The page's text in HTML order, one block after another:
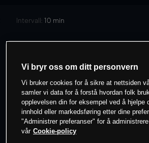
Intervall: 10 min
Vi bryr oss om ditt personvern
Vi bruker cookies for å sikre at nettsiden
samler vi data for å forstå hvordan folk
opplevelsen din for eksempel ved å
innhold eller markedsføring etter dine
"Administrer preferanser" for å
vår Cookie-policy